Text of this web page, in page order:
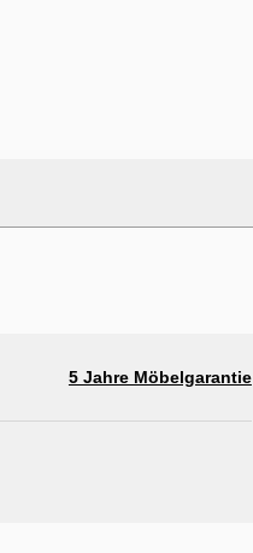
5 Jahre Möbelgarantie